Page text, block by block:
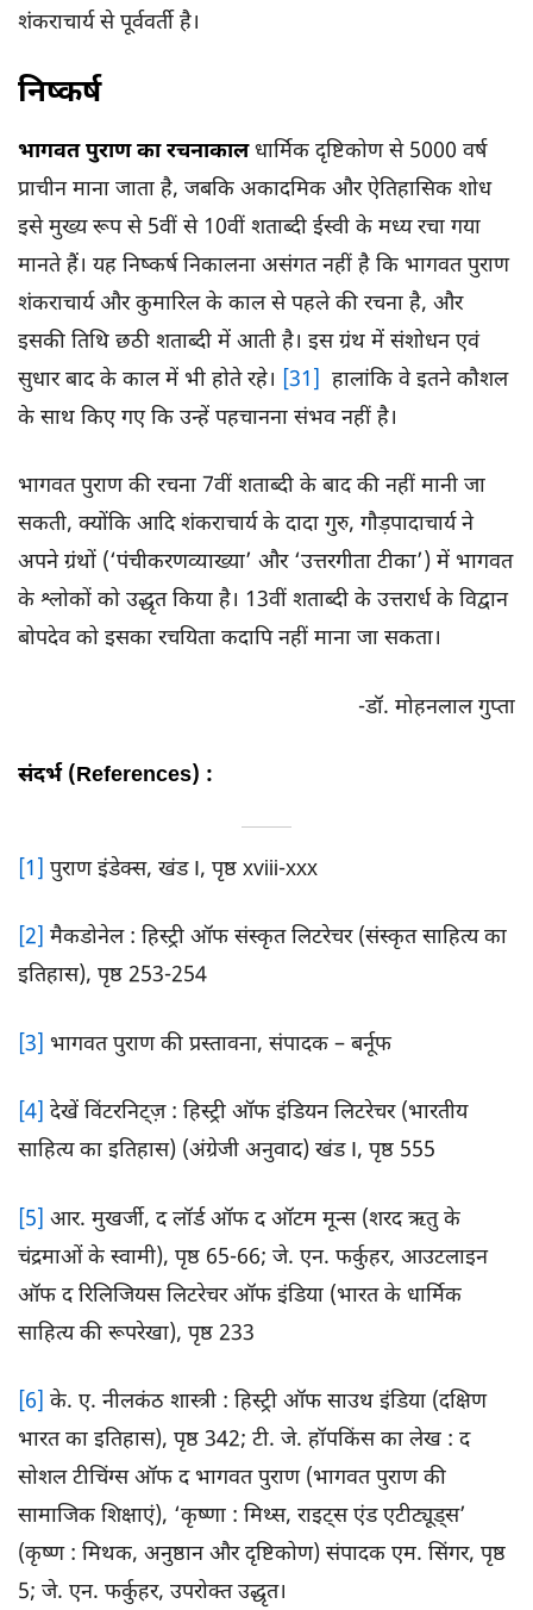
शंकराचार्य से पूर्ववर्ती है।
निष्कर्ष
भागवत पुराण का रचनाकालधार्मिक दृष्टिकोण से 5000 वर्ष
प्राचीन माना जाता है, जबकि अकादमिक और ऐतिहासिक शोध
इसे मुख्य रूप से 5वीं से 10वीं शताब्दी ईस्वी के मध्य रचा गया
मानते हैं। यह निष्कर्ष निकालना असंगत नहीं है कि भागवत पुराण
शंकराचार्य और कुमारिल के काल से पहले की रचना है, और
इसकी तिथि छठी शताब्दी में आती है। इस ग्रंथ में संशोधन एवं
सुधार बाद के काल में भी होते रहे। [31]
हालांकि वे इतने कौशल
के साथ किए गए कि उन्हें पहचानना संभव नहीं है।
भागवत पुराण की रचना 7वीं शताब्दी के बाद की नहीं मानी जा
सकती, क्योंकि आदि शंकराचार्य के दादा गुरु, गौड़पादाचार्य ने
अपने ग्रंथों (‘पंचीकरणव्याख्या’ और ‘उत्तरगीता टीका’) में भागवत
के श्लोकों को उद्धृत किया है। 13वीं शताब्दी के उत्तरार्ध के विद्वान
बोपदेव को इसका रचयिता कदापि नहीं माना जा सकता।
-डॉ. मोहनलाल गुप्ता
संदर्भ (References) :
[1] पुराण इंडेक्स, खंड I, पृष्ठ xviii-xxx
[2] मैकडोनेल : हिस्ट्री ऑफ संस्कृत लिटरेचर (संस्कृत साहित्य का
इतिहास), पृष्ठ 253-254
[3] भागवत पुराण की प्रस्तावना, संपादक – बर्नूफ
[4] देखें विंटरनिट्ज़ : हिस्ट्री ऑफ इंडियन लिटरेचर (भारतीय
साहित्य का इतिहास) (अंग्रेजी अनुवाद) खंड I, पृष्ठ 555
[5] आर. मुखर्जी, द लॉर्ड ऑफ द ऑटम मून्स (शरद ऋतु के
चंद्रमाओं के स्वामी), पृष्ठ 65-66; जे. एन. फर्कुहर, आउटलाइन
ऑफ द रिलिजियस लिटरेचर ऑफ इंडिया (भारत के धार्मिक
साहित्य की रूपरेखा), पृष्ठ 233
[6] के. ए. नीलकंठ शास्त्री : हिस्ट्री ऑफ साउथ इंडिया (दक्षिण
भारत का इतिहास), पृष्ठ 342; टी. जे. हॉपकिंस का लेख : द
सोशल टीचिंग्स ऑफ द भागवत पुराण (भागवत पुराण की
सामाजिक शिक्षाएं), ‘कृष्णा : मिथ्स, राइट्स एंड एटीट्यूड्स’
(कृष्ण : मिथक, अनुष्ठान और दृष्टिकोण) संपादक एम. सिंगर, पृष्ठ
5; जे. एन. फर्कुहर, उपरोक्त उद्धृत।